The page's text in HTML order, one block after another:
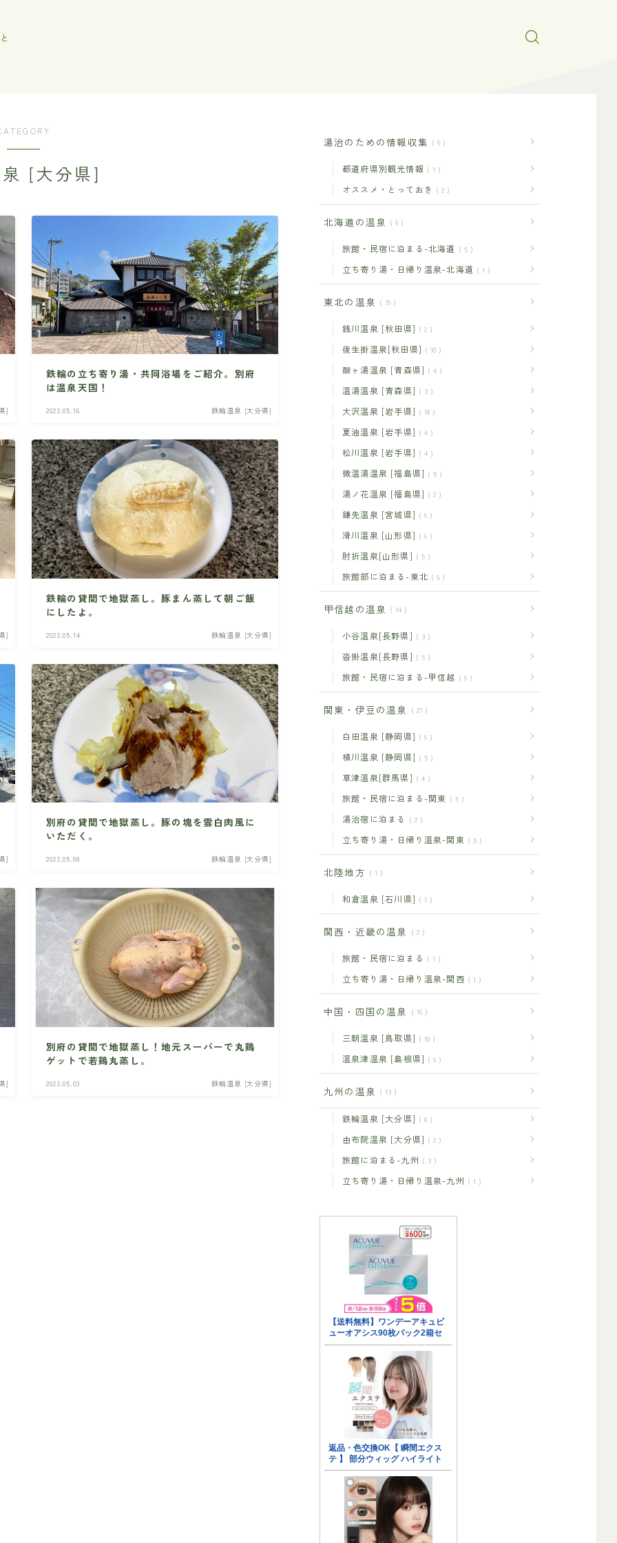
[大分県]
]
鉄輪の立ち寄り湯・共同浴場をご紹介。別府
は温泉天国！
2022.05.16 鉄輪温泉 [大分県]
]
鉄輪の貸間で地獄蒸し。豚まん蒸して朝ご飯
にしたよ。
2022.05.14 鉄輪温泉 [大分県]
]
別府の貸間で地獄蒸し。豚の塊を雲白肉風に
いただく。
2022.05.08 鉄輪温泉 [大分県]
]
別府の貸間で地獄蒸し！地元スーパーで丸鶏
ゲットで若鶏丸蒸し。
2022.05.03 鉄輪温泉 [大分県]
湯治のための情報収集 6
都道府県別観光情報 1
オススメ・とっておき 2
北海道の温泉 6
旅館・民宿に泊まる-北海道 5
立ち寄り湯・日帰り温泉-北海道 1
東北の温泉 79
銭川温泉 [秋田県] 2
後生掛温泉[秋田県] 10
酸ヶ湯温泉 [青森県] 4
温湯温泉 [青森県] 3
大沢温泉 [岩手県] 18
夏油温泉 [岩手県] 4
松川温泉 [岩手県] 4
微温湯温泉 [福島県] 5
湯ノ花温泉 [福島県] 2
鎌先温泉 [宮城県] 6
滑川温泉 [山形県] 6
肘折温泉[山形県] 5
旅館部に泊まる-東北 9
甲信越の温泉 14
小谷温泉[長野県] 3
沓掛温泉[長野県] 5
旅館・民宿に泊まる-甲信越 6
関東・伊豆の温泉 27
白田温泉 [静岡県] 6
横川温泉 [静岡県] 5
草津温泉[群馬県] 4
旅館・民宿に泊まる-関東 5
湯治宿に泊まる 2
立ち寄り湯・日帰り温泉-関東 5
北陸地方 1
和倉温泉 [石川県] 1
関西・近畿の温泉 2
旅館・民宿に泊まる 1
立ち寄り湯・日帰り温泉-関西 1
中国・四国の温泉 16
三朝温泉 [鳥取県] 10
温泉津温泉 [島根県] 6
九州の温泉 13
鉄輪温泉 [大分県] 8
由布院温泉 [大分県] 2
旅館に泊まる-九州 3
立ち寄り湯・日帰り温泉-九州 1